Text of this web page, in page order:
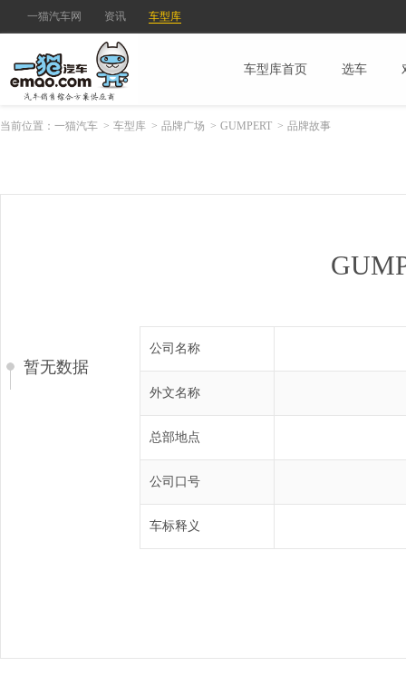
一猫汽车网 资讯 车型库
车型库首页 选车
当前位置： 一猫汽车 > 车型库 > 品牌广场 > GUMPERT > 品牌故事
公司名称
外文名称
总部地点
公司口号
车标释义
暂无数据